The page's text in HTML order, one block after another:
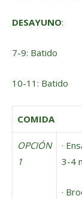
DESAYUNO:
7-9: Batido
10-11: Batido
COMIDA
OPCIÓN
1
·
3-4
·